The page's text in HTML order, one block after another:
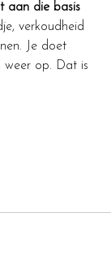
aan die basis
verkoudheid
Je doet
weer op. Dat is